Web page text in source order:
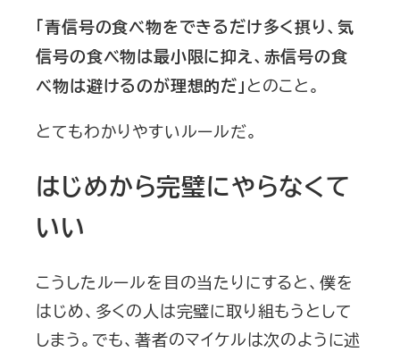
「青信号の食べ物をできるだけ多く摂り、気
信号の食べ物は最小限に抑え、赤信号の食
べ物は避けるのが理想的だ」とのこと。
とてもわかりやすいルールだ。
はじめから完璧にやらなくて
いい
こうしたルールを目の当たりにすると、僕を
はじめ、多くの人は完璧に取り組もうとして
しまう。でも、著者のマイケルは次のように述